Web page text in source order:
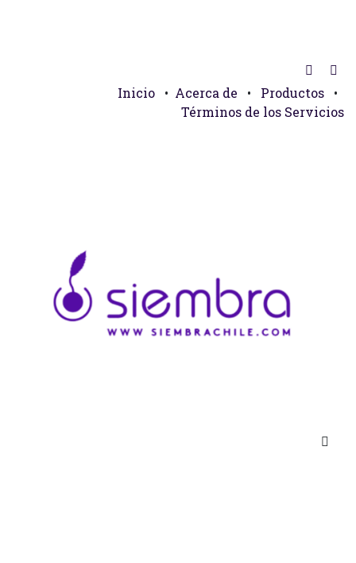
Inicio • Acerca de • Productos
•
Términos de los Servicios